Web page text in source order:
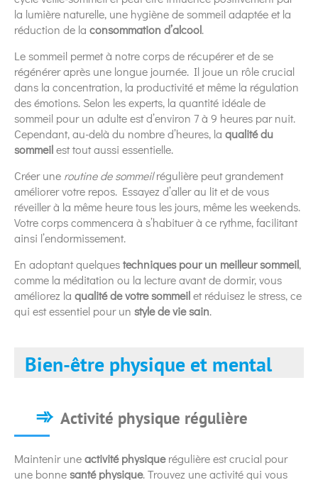
la lumière naturelle, une hygiène de sommeil adaptée et la
réduction de la consommation d’alcool.
Le sommeil permet à notre corps de récupérer et de se
régénérer après une longue journée. Il joue un rôle crucial
dans la concentration, la productivité et même la régulation
des émotions. Selon les experts, la quantité idéale de
sommeil pour un adulte est d’environ 7 à 9 heures par nuit.
Cependant, au-delà du nombre d’heures, la qualité du
sommeilest tout aussi essentielle.
Créer une routine de sommeilrégulière peut grandement
améliorer votre repos. Essayez d’aller au lit et de vous
réveiller à la même heure tous les jours, même les weekends.
Votre corps commencera à s’habituer à ce rythme, facilitant
ainsi l’endormissement.
En adoptant quelquestechniques pour un meilleur sommeil,
comme la méditation ou la lecture avant de dormir, vous
améliorez la qualité de votre sommeilet réduisez le stress, ce
qui est essentiel pour un style de vie sain.
Bien-être physique et mental
Activité physique régulière
Maintenir uneactivité physiquerégulière est crucial pour
une bonnesanté physique. Trouvez une activité qui vous